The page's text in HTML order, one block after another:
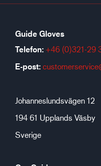
Guide Gloves
Telefon: +46 (0)321-29
E-post:
Johanneslundsvägen 12
194 61 Upplands Väsby
Sverige